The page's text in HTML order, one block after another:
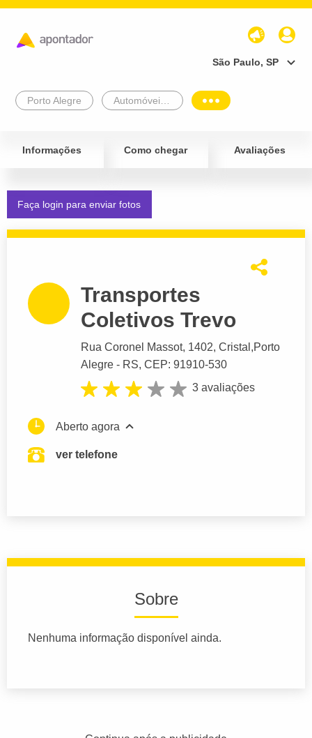
São Paulo, SP
Porto Alegre
Informações Como chegar Avaliações
Faça login para enviar fotos
Transportes
Coletivos Trevo
Rua Coronel Massot, 1402, Cristal,Porto
Alegre - RS, CEP: 91910-530
3 avaliações
Aberto agora
ver telefone
Sobre
Nenhuma informação disponível ainda.